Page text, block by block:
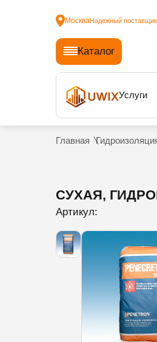
МоскваНадежный поставщик
Каталог
Услуги
Главная
СУХАЯ,
Артикул: